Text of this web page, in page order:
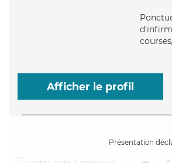
Afficher le profil
Présentation